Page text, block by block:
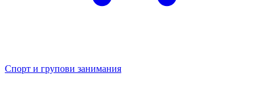
Спорт и групови занимания